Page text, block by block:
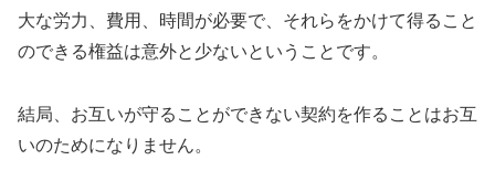
大な労力、費用、時間が必要で、それらをかけて得ること
のできる権益は意外と少ないということです。
結局、お互いが守ることができない契約を作ることはお互
いのためになりません。